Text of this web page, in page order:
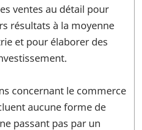
ventes au détail pour
résultats à la moyenne
et pour élaborer des
concernant le commerce
aucune forme de
passant pas par un